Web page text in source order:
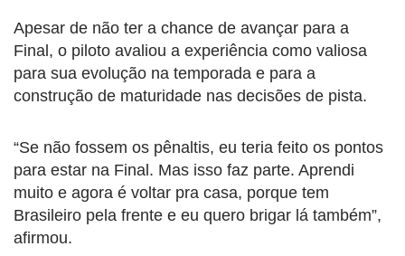
Apesar de não ter a chance de avançar para a
Final, o piloto avaliou a experiência como valiosa
para sua evolução na temporada e para a
construção de maturidade nas decisões de pista.
“Se não fossem os pênaltis, eu teria feito os pontos
para estar na Final. Mas isso faz parte. Aprendi
muito e agora é voltar pra casa, porque tem
Brasileiro pela frente e eu quero brigar lá também”,
afirmou.